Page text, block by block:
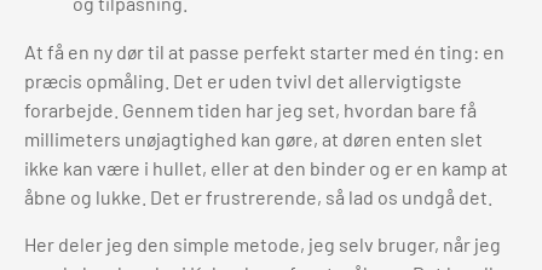
At få en ny dør til at passe perfekt starter med én ting: en
præcis opmåling. Det er uden tvivl det allervigtigste
forarbejde. Gennem tiden har jeg set, hvordan bare få
millimeters unøjagtighed kan gøre, at døren enten slet
ikke kan være i hullet, eller at den binder og er en kamp at
åbne og lukke. Det er frustrerende, så lad os undgå det.
Her deler jeg den simple metode, jeg selv bruger, når jeg